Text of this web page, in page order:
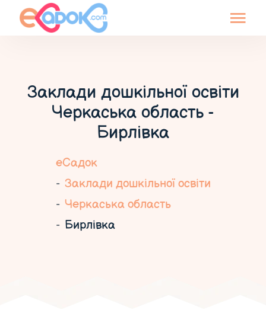
Заклади дошкільної освіти
Черкаська область -
Бирлівка
еСадок
Заклади дошкільної освіти
Черкаська область
Бирлівка